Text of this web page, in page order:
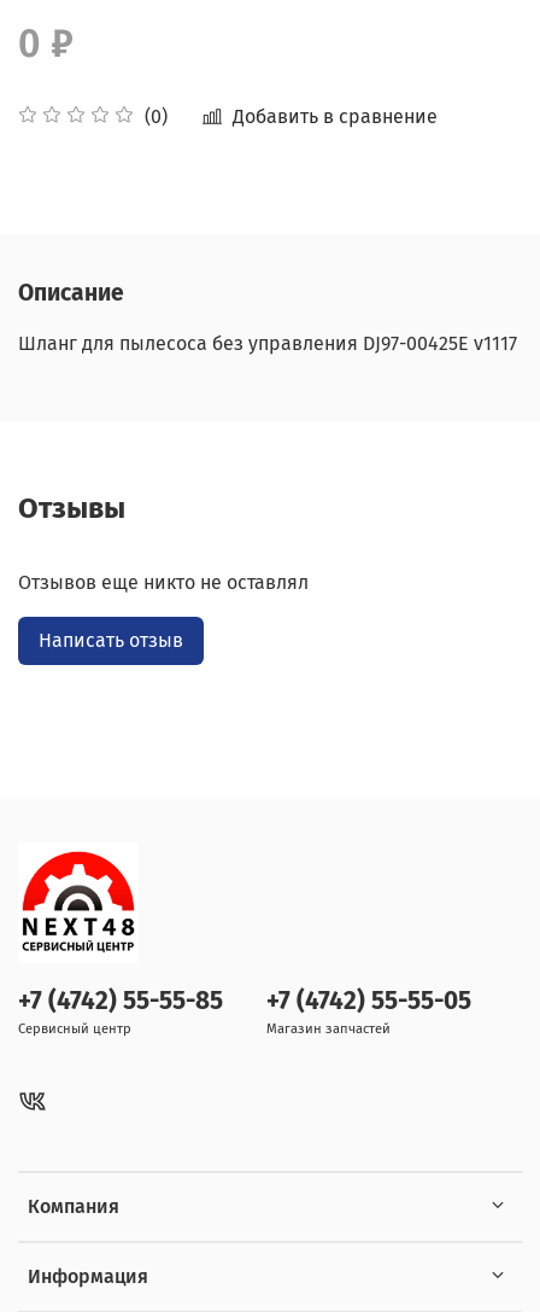
(0) Добавить в сравнение
0 ₽
Описание
Шланг для пылесоса без управления DJ97-00425E v1117
Отзывы
Отзывов еще никто не оставлял
Написать отзыв
Компания
Информация
+7 (4742) 55-55-85
Сервисный центр
+7 (4742) 55-55-05
Магазин запчастей